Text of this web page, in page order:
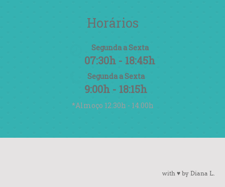
Horários
Segunda a Sexta
07:30h - 18:45h
Segunda a Sexta
9:00h - 18:15h
*Almoço 12.30h - 14.00h
with ♥ by Diana L.